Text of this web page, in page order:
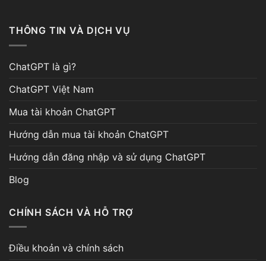
THÔNG TIN VÀ DỊCH VỤ
ChatGPT là gì?
ChatGPT Việt Nam
Mua tài khoản ChatGPT
Hướng dẫn mua tài khoản ChatGPT
Hướng dẫn đăng nhập và sử dụng ChatGPT
Blog
CHÍNH SÁCH VÀ HỖ TRỢ
Điều khoản và chính sách